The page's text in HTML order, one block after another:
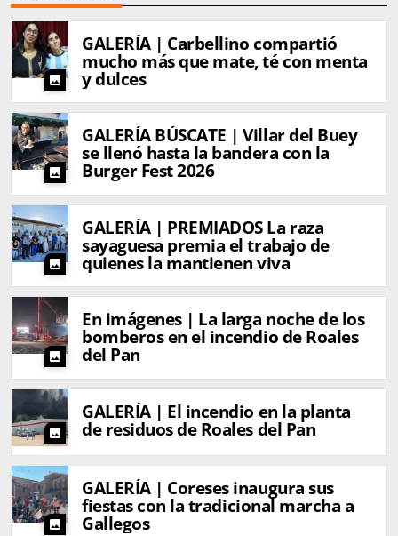
photo
GALERÍA | Carbellino compartió
mucho más que mate, té con menta
y dulces
photo
GALERÍA BÚSCATE | Villar del Buey
se llenó hasta la bandera con la
Burger Fest 2026
photo
GALERÍA | PREMIADOS La raza
sayaguesa premia el trabajo de
quienes la mantienen viva
photo
En imágenes | La larga noche de los
bomberos en el incendio de Roales
del Pan
photo
GALERÍA | El incendio en la planta
de residuos de Roales del Pan
photo
GALERÍA | Coreses inaugura sus
fiestas con la tradicional marcha a
Gallegos